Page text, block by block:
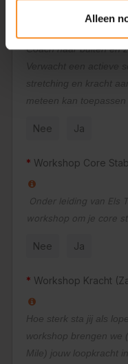
Alleen
Coach naar buiten en
stretching en kracht
meteen kan toepassen
Nee Ja
Workshop Core
Onder leiding van Els
workshop om je core
Nee Ja
Workshop Kracht
Hoe sterk sta jij als
workshop brengen we
Mile) jouw loopkracht